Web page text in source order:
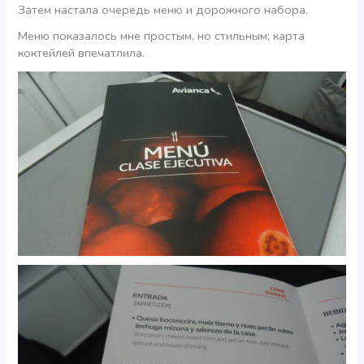
Затем настала очередь меню и дорожного набора.
Меню показалось мне простым, но стильным; карта
коктейлей впечатлила.